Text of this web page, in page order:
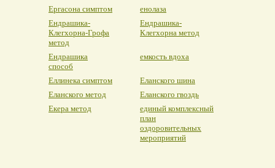
Ергасона симптом
енолаза
Ендрашика-
Клегхорна-Грофа
метод
Ендрашика-
Клегхорна метод
Ендрашика
способ
емкость вдоха
Еллинека симптом
Еланского шина
Еланского метод
Еланского гвоздь
Екера метод
единый комплексный
план
оздоровительных
мероприятий